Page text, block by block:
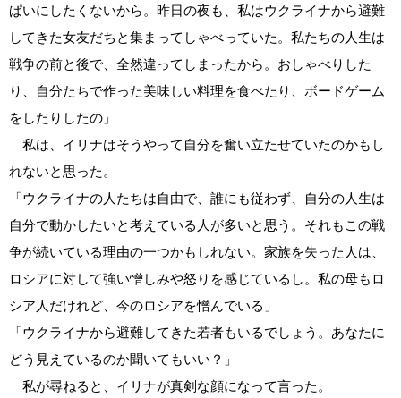
ぱいにしたくないから。昨日の夜も、私はウクライナから避難
してきた女友だちと集まってしゃべっていた。私たちの人生は
戦争の前と後で、全然違ってしまったから。おしゃべりした
り、自分たちで作った美味しい料理を食べたり、ボードゲーム
をしたりしたの」
私は、イリナはそうやって自分を奮い立たせていたのかもし
れないと思った。
「ウクライナの人たちは自由で、誰にも従わず、自分の人生は
自分で動かしたいと考えている人が多いと思う。それもこの戦
争が続いている理由の一つかもしれない。家族を失った人は、
ロシアに対して強い憎しみや怒りを感じているし。私の母もロ
シア人だけれど、今のロシアを憎んでいる」
「ウクライナから避難してきた若者もいるでしょう。あなたに
どう見えているのか聞いてもいい？」
私が尋ねると、イリナが真剣な顔になって言った。